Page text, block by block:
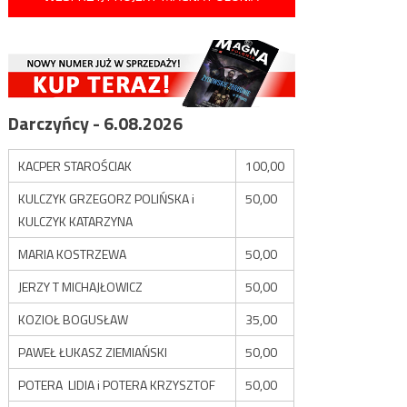
Darczyńcy - 6.08.2026
KACPER STAROŚCIAK
100,00
KULCZYK GRZEGORZ POLIŃSKA i
KULCZYK KATARZYNA
50,00
MARIA KOSTRZEWA
50,00
JERZY T MICHAJŁOWICZ
50,00
KOZIOŁ BOGUSŁAW
35,00
PAWEŁ ŁUKASZ ZIEMIAŃSKI
50,00
POTERA LIDIA i POTERA KRZYSZTOF
50,00